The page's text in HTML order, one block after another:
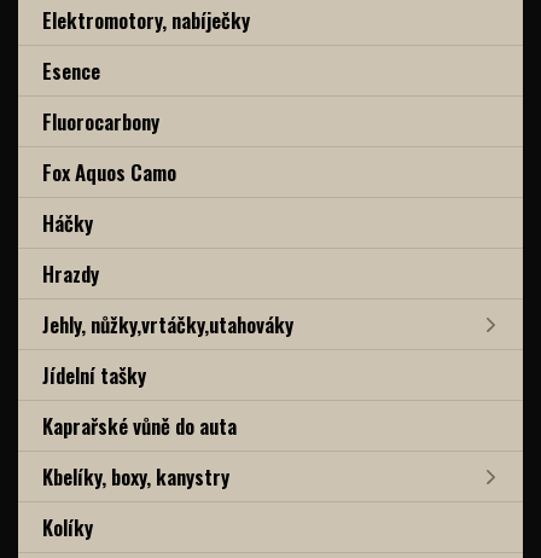
Elektromotory, nabíječky
Esence
Fluorocarbony
Fox Aquos Camo
Háčky
Hrazdy
Jehly, nůžky,vrtáčky,utahováky
Jídelní tašky
Kaprařské vůně do auta
Kbelíky, boxy, kanystry
Kolíky